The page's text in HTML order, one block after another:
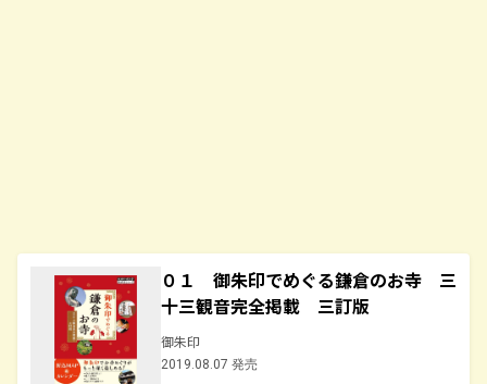
０１ 御朱印でめぐる鎌倉のお寺 三
十三観音完全掲載 三訂版
御朱印
2019.08.07 発売